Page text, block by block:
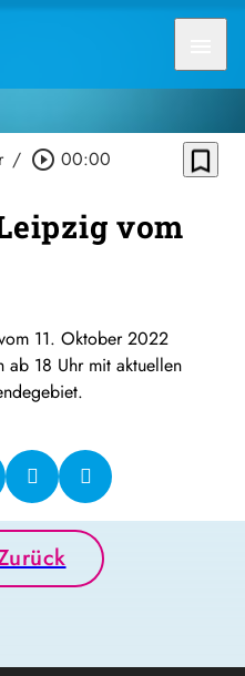
/ play_circle_outline 00:00 bookmark_border
vom
11. Oktober 2022
ab 18 Uhr mit aktuellen